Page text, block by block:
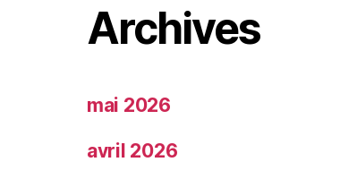
Archives
mai 2026
avril 2026